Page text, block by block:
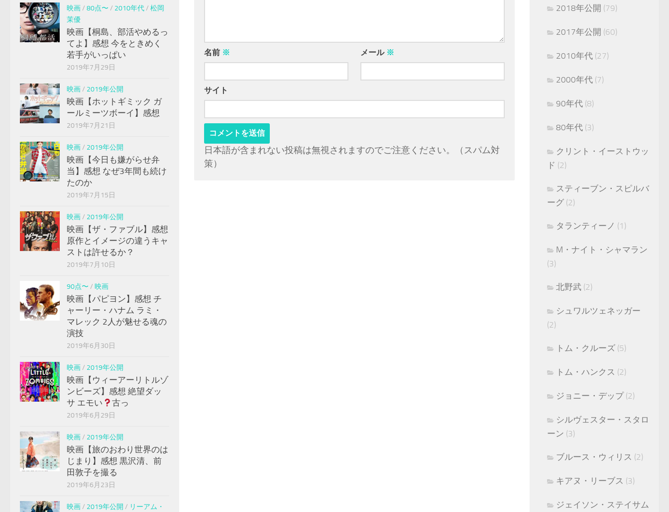
名前 ※ メール ※
サイト
日本語が含まれない投稿は無視されますのでご注意ください。（スパム対
策）
映画/ 80点〜 / 2010年代/ 松岡
茉優
映画【桐島、部活やめるっ
てよ】感想 今をときめく
若手がいっぱい
2019年7月29日
映画/ 2019年公開
映画【ホットギミック ガ
ールミーツボーイ】感想
2019年7月21日
映画/ 2019年公開
映画【今日も嫌がらせ弁
当】感想 なぜ3年間も続け
たのか
2019年7月15日
映画/ 2019年公開
映画【ザ・ファブル】感想
原作とイメージの違うキャ
ストは許せるか？
2019年7月10日
90点〜 / 映画
映画【パピヨン】感想 チ
ャーリー・ハナム ラミ・
マレック 2人が魅せる魂の
演技
2019年6月30日
映画/ 2019年公開
映画【ウィーアーリトルゾ
ンビーズ】感想 絶望ダッ
サ エモい
古っ
2019年6月29日
映画/ 2019年公開
映画【旅のおわり世界のは
じまり】感想 黒沢清、前
田敦子を撮る
2019年6月23日
映画/ 2019年公開 / リーアム・
2018年公開 (79)
2017年公開 (60)
2010年代 (27)
2000年代 (7)
90年代 (8)
80年代 (3)
クリント・イーストウッ
ド (2)
スティーブン・スピルバ
ーグ (2)
タランティーノ (1)
M・ナイト・シャマラン
(3)
北野武 (2)
シュワルツェネッガー
(2)
トム・クルーズ (5)
トム・ハンクス (2)
ジョニー・デップ(2)
シルヴェスター・スタロ
ーン (3)
ブルース・ウィリス (2)
キアヌ・リーブス (3)
ジェイソン・ステイサム